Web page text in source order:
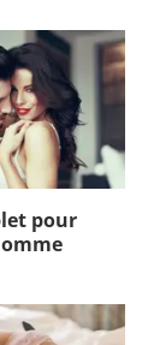
pour